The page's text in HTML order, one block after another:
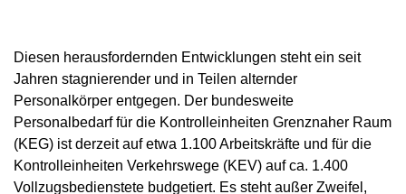
Diesen herausfordernden Entwicklungen steht ein seit
Jahren stagnierender und in Teilen alternder
Personalkörper entgegen. Der bundesweite
Personalbedarf für die Kontrolleinheiten Grenznaher Raum
(KEG) ist derzeit auf etwa 1.100 Arbeitskräfte und für die
Kontrolleinheiten Verkehrswege (KEV) auf ca. 1.400
Vollzugsbedienstete budgetiert. Es steht außer Zweifel,